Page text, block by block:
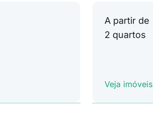
A partir de
2 quartos
Veja imóveis